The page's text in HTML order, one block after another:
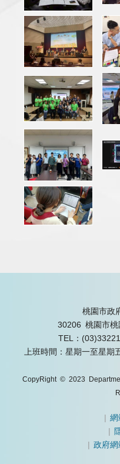
桃園市政
30206 桃園市
TEL：
上班時間：星期一至星
CopyRight © 2023
|網
|
|政府